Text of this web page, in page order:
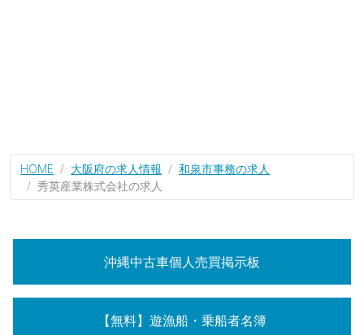
HOME 大阪府の求人情報
和泉市事務の求人
秀英産業株式会社の求人
沖縄中古車個人売買掲示板
【無料】遊漁船・乗船者名簿